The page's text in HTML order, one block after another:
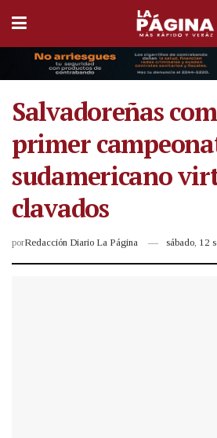
Salvadoreñas
primer
sudamericano
clavados
porRedacción Diario La Página sábado, 12